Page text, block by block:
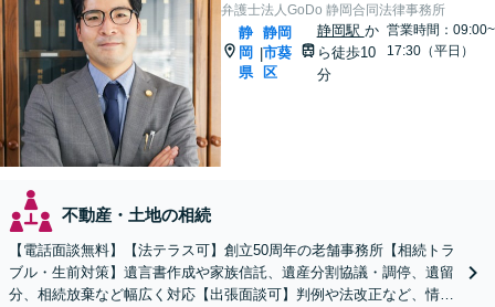
弁護士法人GoDo 静岡合同法律事務所
静
岡
県
|
静岡
市葵
区
静岡駅 か
ら徒歩10
分
営業時間：09:00~
17:30（平日）
不動産・土地の相続
【電話面談無料】【法テラス可】創立50周年の老舗事務所【相続トラ
ブル・生前対策】遺言書作成や家族信託、遺産分割協議・調停、遺留
分、相続放棄など幅広く対応【出張面談可】判例や法改正など、情報